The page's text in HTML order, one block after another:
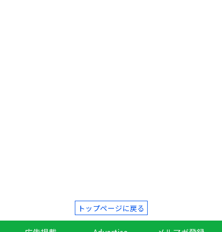
トップページに戻る